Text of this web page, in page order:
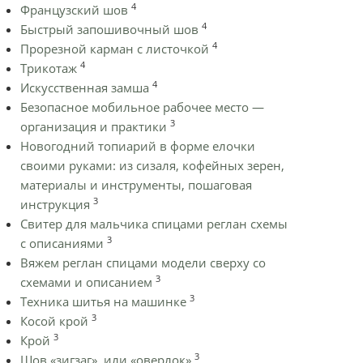
Французский шов 4
Быстрый запошивочный шов 4
Прорезной карман с листочкой 4
Трикотаж 4
Искусственная замша 4
Безопасное мобильное рабочее место —
организация и практики 3
Новогодний топиарий в форме елочки
своими руками: из сизаля, кофейных зерен,
материалы и инструменты, пошаговая
инструкция 3
Cвитер для мальчика спицами реглан схемы
с описаниями 3
Вяжем реглан спицами модели сверху со
схемами и описанием 3
Техника шитья на машинке 3
Косой крой 3
Крой 3
Шов «зигзаг», или «оверлок» 3